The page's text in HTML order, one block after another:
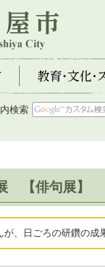
教育・文化・スポー
検索
【俳句展】
、日ごろの研鑽の成